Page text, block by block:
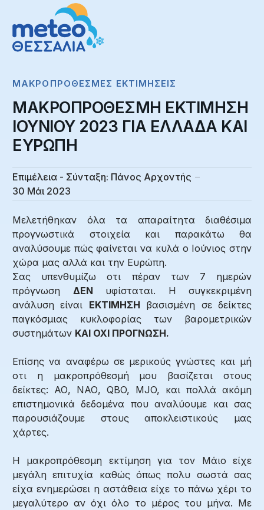
ΜΑΚΡΟΠΡΌΘΕΣΜΕΣ ΕΚΤΙΜΉΣΕΙΣ
ΜΑΚΡΟΠΡΟΘΕΣΜΗ ΕΚΤΙΜΗΣΗ
ΙΟΥΝΙΟΥ 2023 ΓΙΑ ΕΛΛΑΔΑ ΚΑΙ
ΕΥΡΩΠΗ
Επιμέλεια - Σύνταξη: Πάνος Αρχοντής
30 Μάι 2023
Μελετήθηκαν όλα τα απαραίτητα διαθέσιμα
προγνωστικά στοιχεία και παρακάτω θα
αναλύσουμε πώς φαίνεται να κυλά ο Ιούνιος στην
χώρα μας αλλά και την Ευρώπη.
Σας υπενθυμίζω οτι πέραν των 7 ημερών
πρόγνωση ΔΕΝ υφίσταται. Η συγκεκριμένη
ανάλυση είναι ΕΚΤΙΜΗΣΗ βασισμένη σε δείκτες
παγκόσμιας κυκλοφορίας των βαρομετρικών
συστημάτων ΚΑΙ ΟΧΙ ΠΡΟΓΝΩΣΗ.
Επίσης να αναφέρω σε μερικούς γνώστες και μή
οτι η μακροπρόθεσμή μου βασίζεται στους
δείκτες: ΑΟ, ΝΑΟ, QBO, MJO, και πολλά ακόμη
επιστημονικά δεδομένα που αναλύουμε και σας
παρουσιάζουμε στους αποκλειστικούς μας
χάρτες.
Η μακροπρόθεσμη εκτίμηση για τον Μάιο είχε
μεγάλη επιτυχία καθώς όπως πολυ σωστά σας
είχα ενημερώσει η αστάθεια είχε το πάνω χέρι το
μεγαλύτερο αν όχι όλο το μέρος του μήνα. Με